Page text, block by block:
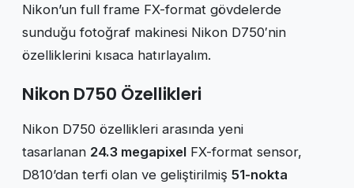
Nikon’un full frame FX-format gövdelerde
sunduğu fotoğraf makinesi Nikon D750′nin
özelliklerini kısaca hatırlayalım.
Nikon D750 Özellikleri
Nikon D750 özellikleri arasında yeni
tasarlanan 24.3 megapixel FX-format sensor,
D810’dan terfi olan ve geliştirilmiş 51-nokta